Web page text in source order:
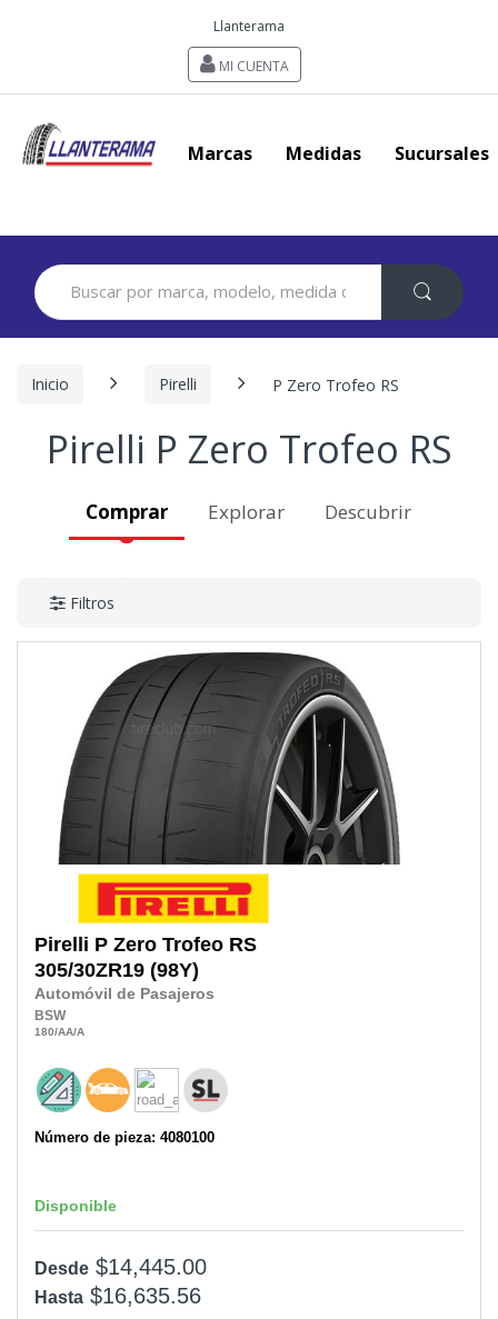
Llanterama
MI CUENTA
Marcas Medidas Sucursales
Search
for:
Inicio Pirelli P Zero Trofeo RS
Pirelli P Zero Trofeo RS
Comprar Explorar Descubrir
Filtros
Pirelli P Zero Trofeo RS
305/30ZR19 (98Y)
Automóvil de Pasajeros
BSW
180/AA/A
Número de pieza: 4080100
Disponible
Desde $14,445.00
Hasta $16,635.56